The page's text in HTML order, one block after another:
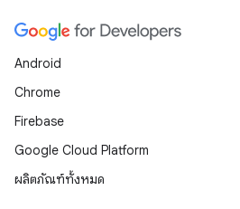
Android
Chrome
Firebase
Google Cloud Platform
ผลิตภัณฑ์ทั้งหมด